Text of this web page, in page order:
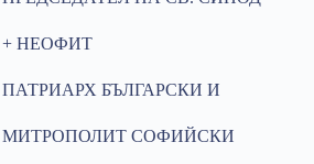
+ НЕОФИТ
ПАТРИАРХ БЪЛГАРСКИ И
МИТРОПОЛИТ СОФИЙСКИ